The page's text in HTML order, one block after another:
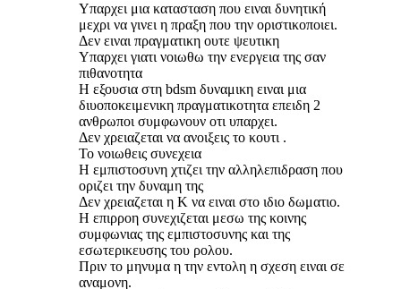
Υπαρχει μια κατασταση που ειναι δυνητική
μεχρι να γινει η πραξη που την οριστικοποιει.
Δεν ειναι πραγματικη ουτε ψευτικη
Υπαρχει γιατι νοιωθω την ενεργεια της σαν
πιθανοτητα
Η εξουσια στη bdsm δυναμικη ειναι μια
διυοποκειμενικη πραγματικοτητα επειδη 2
ανθρωποι συμφωνουν οτι υπαρχει.
Δεν χρειαζεται να ανοιξεις το κουτι .
Το νοιωθεις συνεχεια
Η εμπιστοσυνη χτιζει την αλληλεπιδραση που
οριζει την δυναμη της
Δεν χρειαζεται η Κ να ειναι στο ιδιο δωματιο.
Η επιρροη συνεχιζεται μεσω της κοινης
συμφωνιας της εμπιστοσυνης και της
εσωτερικευσης του ρολου.
Πριν το μηνυμα η την εντολη η σχεση ειναι σε
αναμονη.